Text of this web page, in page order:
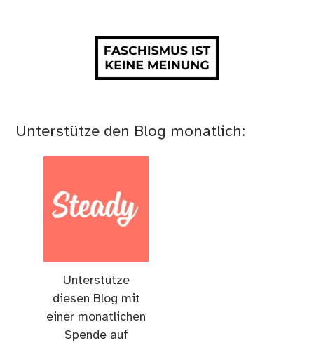
Unterstütze den Blog monatlich:
Unterstütze
diesen Blog mit
einer monatlichen
Spende auf